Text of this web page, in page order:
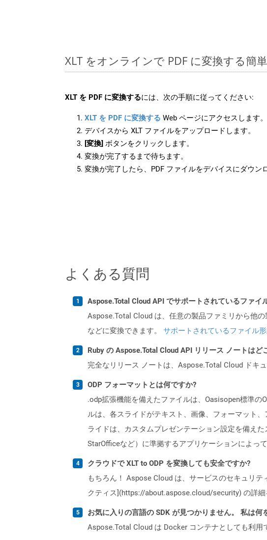
XLT をオンラインで PDF に変換する簡
XLT を PDF に変換するには、次の手順に従ってください:
XLT を PDF に変換する Web ページにアクセスします。
デバイスから XLT ファイルをアップロードします。
[変換] ボタンをクリックします。
変換が完了するまで待ちます。
変換が完了したら、PDF ファイルをデバイスにダウン
よくある質問
Aspose.Total Cloud API でサポートされているファイ
Aspose.Total Cloud は、任意の製品ファミリから他の
などに変換できます。 サポートされているファイル
Ruby の Aspose.Total Cloud API リリース ノートはど
完全なリリース ノートは、Aspose.Total Cloud ドキ
ODP フォーマットとは何ですか?
.odp拡張機能を備えたファイルは、Oasisopen標準
ルは、各スライドがテキスト、画像、フォーマット
ライドは、カスタムプレゼンテーション設定を備え
StarOfficeなど）に準拠するアプリケーションによっ
クラウドで XLT to ODP を変換しても安全ですか?
もちろん！ Aspose Cloud は、サービスのセキュリ
クティス](https://about.aspose.cloud/security) の詳細
お気に入りの言語の SDK が見つかりません。 私は何
Aspose.Total Cloud は Docker コンテナとしても利用